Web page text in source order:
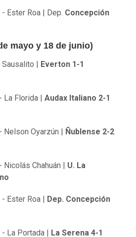
Ester Roa | Dep. Concepción
mayo y 18 de junio)
| Everton 1-1
La Florida | Audax Italiano 2-1
Nelson Oyarzún | Ñublense 2-2
Chahuán | U. La
Ester Roa | Dep. Concepción
La Portada | La Serena 4-1